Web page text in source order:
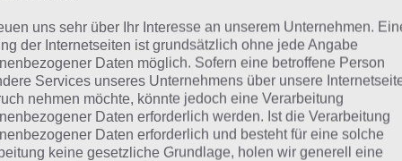
du direkt zum Thema springen kannst, das dich
zu diesem Artikel parat:
uns sehr über Ihr Interesse an unserem Unternehmen.
der Internetseiten ist grundsätzlich ohne jede Angabe
Daten möglich. Sofern eine betroffene Person
Services unseres Unternehmens über unsere
nehmen möchte, könnte jedoch eine Verarbeitung
Daten erforderlich werden. Ist die Verarbeitung
Daten erforderlich und besteht für eine solche
keine gesetzliche Grundlage, holen wir generell eine